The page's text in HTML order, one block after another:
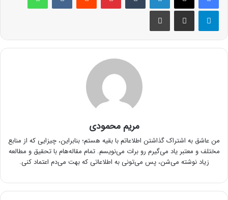
تلگرام اشتراک گذاری از طریق ایمیل چاپ
مریم محمودی
من عاشق به اشتراک گذاشتن اطلاعاتم با بقیه هستم؛ بنابراین، چیزایی که از منابع
مختلف و معتبر یاد می‌گیرم رو برات می‌نویسم. تمام مقاله‌هام با تحقیق و مطالعه
زیاد نوشته می‌شن، پس می‌تونی به اطلاعاتی که بهت می‌دم اعتماد کنی.